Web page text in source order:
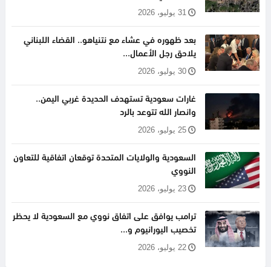
31 يوليو، 2026
بعد ظهوره في عشاء مع نتنياهو.. القضاء اللبناني
يلاحق رجل الأعمال...
30 يوليو، 2026
غارات سعودية تستهدف الحديدة غربي اليمن..
وانصار الله تتوعد بالرد
25 يوليو، 2026
السعودية والولايات المتحدة توقعان اتفاقية للتعاون
النووي
23 يوليو، 2026
ترامب يوافق على اتفاق نووي مع السعودية لا يحظر
تخصيب اليورانيوم و...
22 يوليو، 2026